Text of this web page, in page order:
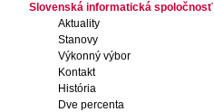
Slovenská informatická spoločnosť
Aktuality
Stanovy
Výkonný výbor
Kontakt
História
Dve percenta